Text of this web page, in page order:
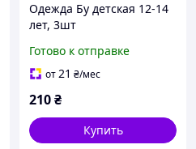
Одежда Бу детская 12-14
лет, 3шт
Готово к отправке
от21 ₴/мес
210₴
Купить